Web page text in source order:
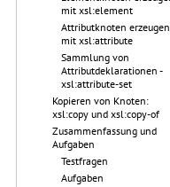
mit xsl:element
Attributknoten erzeugen
mit xsl:attribute
Sammlung von
Attributdeklarationen -
xsl:attribute-set
Kopieren von Knoten:
xsl:copy und xsl:copy-of
Zusammenfassung und
Aufgaben
Testfragen
Aufgaben